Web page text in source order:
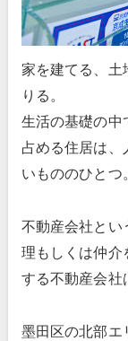
家を建てる、土
りる。
生活の基礎の中
占める住居は、
いもののひとつ
不動産会社とい
理もしくは仲介
する不動産会社
墨田区の北部エ